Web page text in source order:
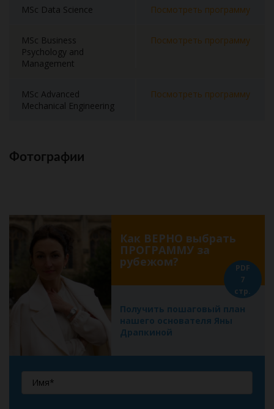
MSc Data Science Посмотреть программу
MSc Business
Psychology and
Management
Посмотреть программу
MSc Advanced
Mechanical Engineering
Посмотреть программу
Фотографии
Как ВЕРНО выбрать
ПРОГРАММУ за
рубежом?
Получить пошаговый план
нашего основателя Яны
Драпкиной
PDF
7
стр.